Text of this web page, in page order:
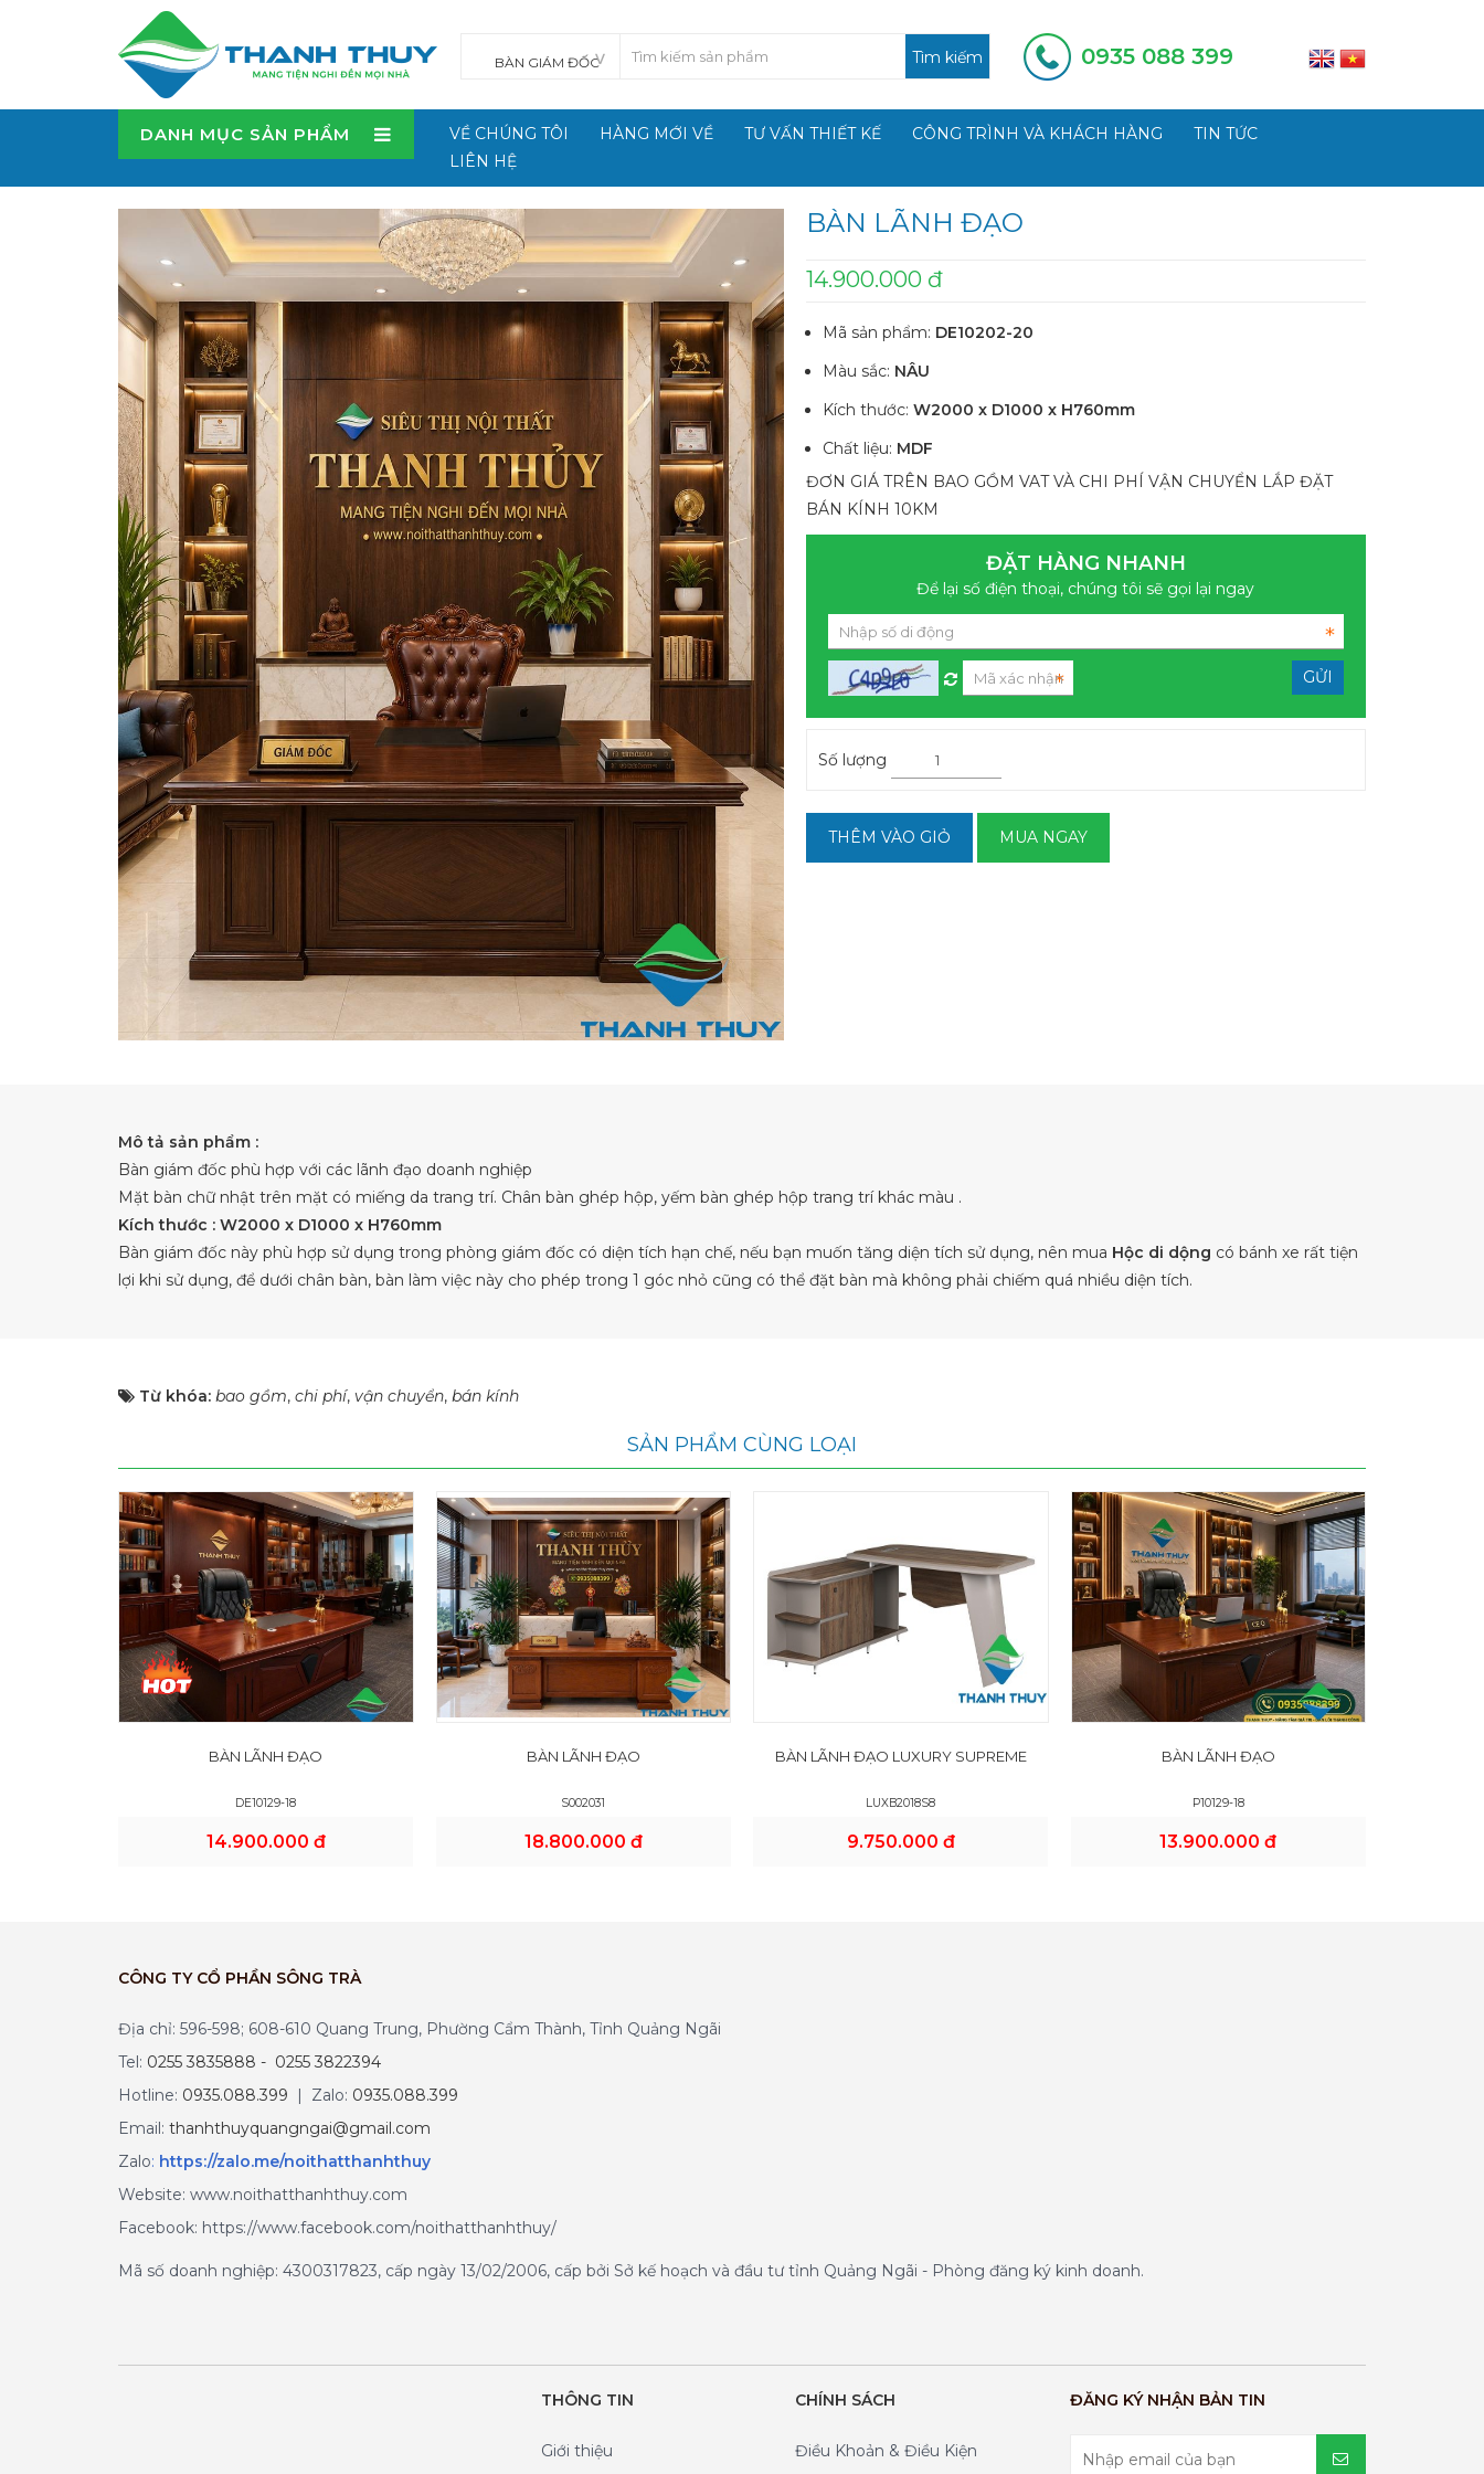
Tìm kiếm 0935 088 399
DANH MỤC SẢN PHẨM VỀ CHÚNG TÔI HÀNG MỚI VỀ TƯ VẤN THIẾT KẾ CÔNG TRÌNH VÀ KHÁCH HÀNG
TIN TỨC
LIÊN HỆ
BÀN LÃNH ĐẠO
14.900.000 đ
Mã sản phẩm: DE10202-20
Màu sắc: NÂU
Kích thước: W2000 x D1000 x H760mm
Chất liệu: MDF
ĐƠN GIÁ TRÊN BAO GỒM VAT VÀ CHI PHÍ VẬN CHUYỂN LẮP ĐẶT
BÁN KÍNH 10KM
ĐẶT HÀNG NHANH
Để lại số điện thoại, chúng tôi sẽ gọi lại ngay
Số lượng
THÊM VÀO GIỎ MUA NGAY
Mô tả sản phẩm :
Bàn giám đốc phù hợp với các lãnh đạo doanh nghiệp
Mặt bàn chữ nhật trên mặt có miếng da trang trí. Chân bàn ghép hộp, yếm bàn ghép hộp trang trí khác màu .
Kích thước : W2000 x D1000 x H760mm
Bàn giám đốc này phù hợp sử dụng trong phòng giám đốc có diện tích hạn chế, nếu bạn muốn tăng diện tích sử dụng, nên mua Hộc di dộng có bánh xe rất tiện
lợi khi sử dụng, để dưới chân bàn, bàn làm việc này cho phép trong 1 góc nhỏ cũng có thể đặt bàn mà không phải chiếm quá nhiều diện tích.
Từ khóa: bao gồm, chi phí, vận chuyển, bán kính
SẢN PHẨM CÙNG LOẠI
BÀN LÃNH ĐẠO
DE10129-18
14.900.000 đ
BÀN LÃNH ĐẠO
S002031
18.800.000 đ
BÀN LÃNH ĐẠO LUXURY SUPREME
LUXB2018S8
9.750.000 đ
BÀN LÃNH ĐẠO
P10129-18
13.900.000 đ
CÔNG TY CỔ PHẦN SÔNG TRÀ
Địa chỉ: 596-598; 608-610 Quang Trung, Phường Cẩm Thành, Tỉnh Quảng Ngãi
Tel: 0255 3835888 - 0255 3822394
Hotline: 0935.088.399 | Zalo: 0935.088.399
Email: thanhthuyquangngai@gmail.com
Zalo: https://zalo.me/noithatthanhthuy
Website: www.noithatthanhthuy.com
Facebook: https://www.facebook.com/noithatthanhthuy/
Mã số doanh nghiệp: 4300317823, cấp ngày 13/02/2006, cấp bởi Sở kế hoạch và đầu tư tỉnh Quảng Ngãi - Phòng đăng ký kinh doanh.
THÔNG TIN
Giới thiệu
CHÍNH SÁCH
Điều Khoản & Điều Kiện
ĐĂNG KÝ NHẬN BẢN TIN